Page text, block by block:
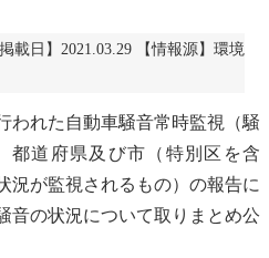
載日】2021.03.29 【情報源】環境
われた 自動車騒音常時監視（騒
都道府県及び市（特別区を含
況が監視されるもの）の報告に
音の状況について取りまとめ公